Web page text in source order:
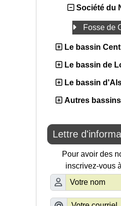
Société du
Fosse de
Le bassin
Le bassin de
Le bassin
Autres bassins
Lettre
Pour avoir des
inscrivez-vous